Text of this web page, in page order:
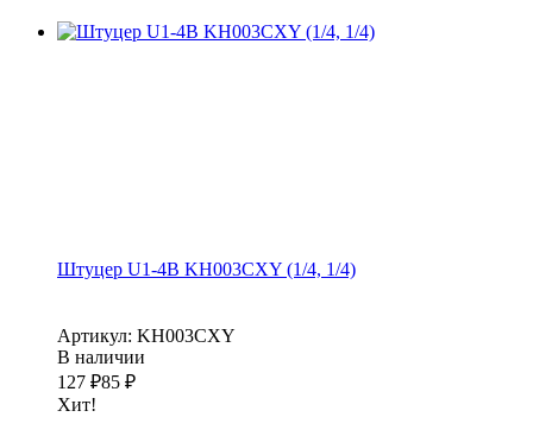
Штуцер U1-4B KH003CXY (1/4, 1/4)
Артикул: KH003CXY
В наличии
127 ₽85 ₽
Хит!